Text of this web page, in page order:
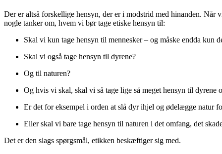
Der er altså forskellige hensyn, der er i modstrid med hinanden.
nogle tanker om, hvem vi bør tage etiske hensyn til:
Skal vi kun tage hensyn til mennesker – og måske endda kun
Skal vi også tage hensyn til dyrene?
Og til naturen?
Og hvis vi skal, skal vi så tage lige så meget hensyn til dyrene
Er det for eksempel i orden at slå dyr ihjel og ødelægge natur
Eller skal vi bare tage hensyn til naturen i det omfang, det
Det er den slags spørgsmål, etikken beskæftiger sig med.